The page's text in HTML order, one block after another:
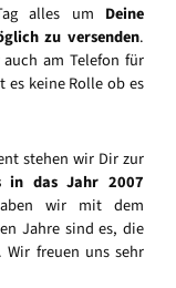
alles um Deine
zu versenden.
am Telefon für
es keine Rolle ob es
stehen wir Dir zur
in das Jahr 2007
wir mit dem
Jahre sind es, die
freuen uns sehr